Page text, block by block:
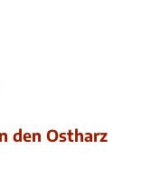
den Ostharz